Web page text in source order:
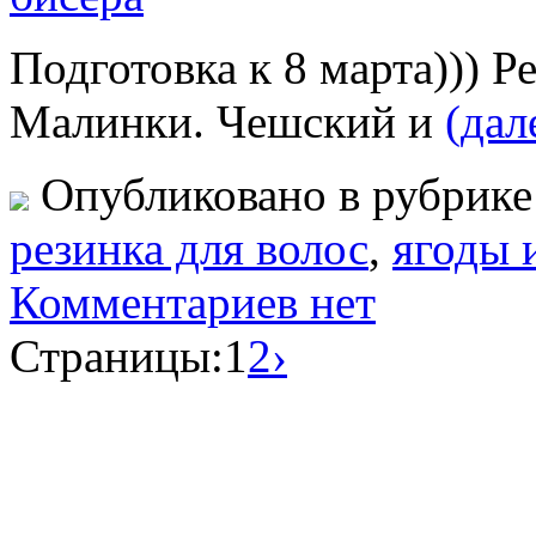
Подготовка к 8 марта)))
Малинки. Чешский и
Опубликовано в
резинка для волос, ягоды
Комментариев нет
Страницы:12›